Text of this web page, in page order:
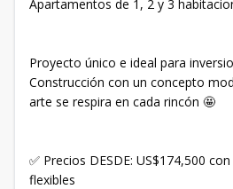
Apartamentos de 1, 2 y 3
Proyecto único e ideal para
Construcción con un concepto
arte se respira en cada rincón 🤩
✅ Precios DESDE: US$174,500
flexibles